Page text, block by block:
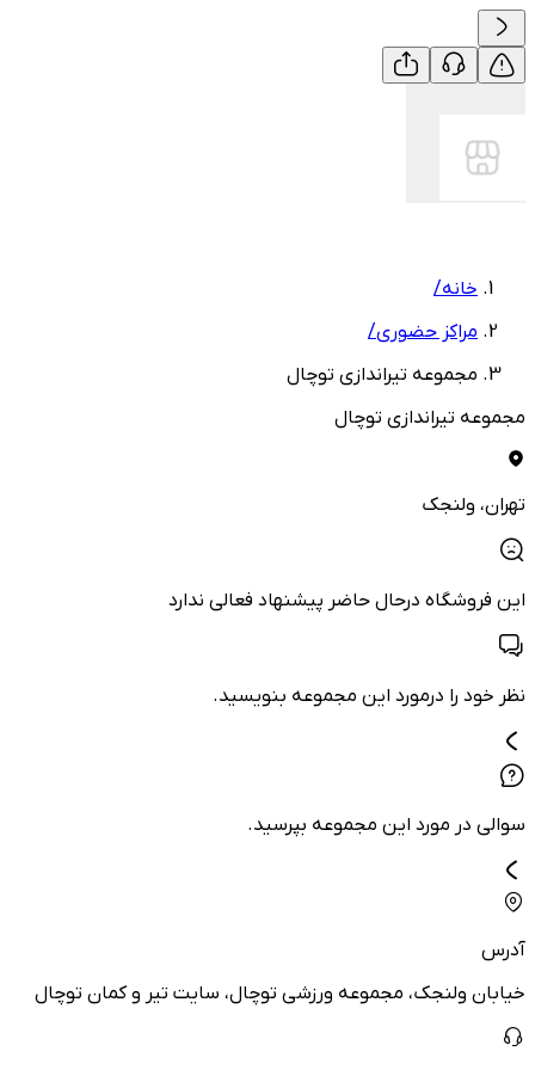
خانه/
مراکز حضوری/
مجموعه تیراندازی توچال
مجموعه تیراندازی توچال
تهران، ولنجک
این فروشگاه درحال حاضر پیشنهاد فعالی ندارد
نظر خود را درمورد این مجموعه بنویسید.
سوالی در مورد این مجموعه بپرسید.
آدرس
خیابان ولنجک، مجموعه ورزشی توچال، سایت تیر و کمان توچال